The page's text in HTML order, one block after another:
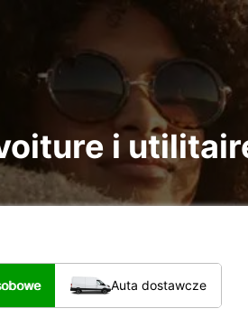
i
Auta dostawcze